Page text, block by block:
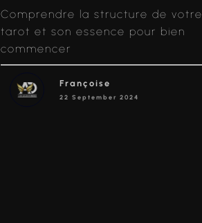
Comprendre la structure de votre
tarot et son essence pour bien
commencer
Françoise
22 September 2024